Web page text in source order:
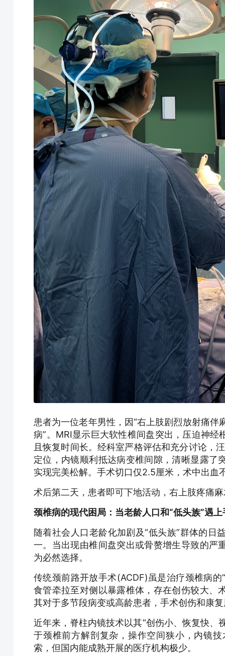
患者为一位老年男性，因“右上肢剧烈放射痛
病”。MRI显示巨大软性椎间盘突出，压迫神
且恢复时间长。经科室严格评估和充分讨论，
定位，内镜顺利抵达病变椎间隙，清晰显露了
实现完美松解。手术切口仅2.5厘米，术中出血
术后第二天，患者即可下地活动，右上肢疼痛
颈椎病的现代困局：当老龄人口和“低头族”遇
随着社会人口老龄化加剧及“低头族”群体的
一。当出现由椎间盘突出或骨赘增生导致的严
为必然选择。
传统颈前路开放手术(ACDF)虽是治疗颈椎病
食管牵拉至对侧以暴露椎体，存在创伤较大、
其对于多节段病变或高龄患者，手术创伤和康
近年来，脊柱内镜技术以其“创伤小、恢复快、
于颈椎前方解剖复杂，操作空间狭小，内镜
索，但国内能成熟开展的医疗机构极少。